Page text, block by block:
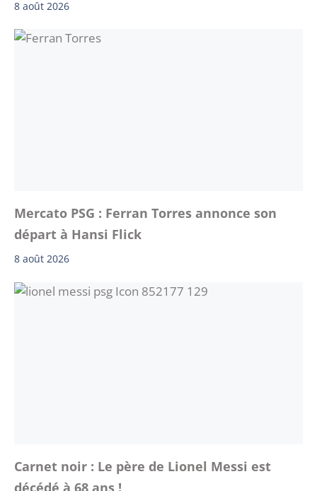
8 août 2026
Mercato PSG : Ferran Torres annonce son
départ à Hansi Flick
8 août 2026
Carnet noir : Le père de Lionel Messi est
décédé à 68 ans !